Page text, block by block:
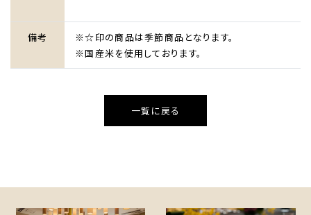
ホテルのコンセプト
宿泊
ウエディング
One Harmony
備考
※☆印の商品は季節商品となります。
※国産米を使用しております。
一覧に戻る